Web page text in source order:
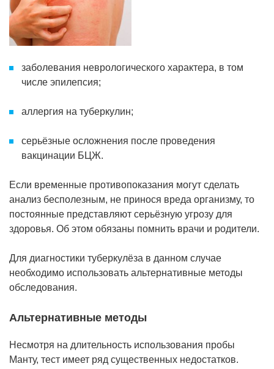
заболевания неврологического характера, в том
числе эпилепсия;
аллергия на туберкулин;
серьёзные осложнения после проведения
вакцинации БЦЖ.
Если временные противопоказания могут сделать
анализ бесполезным, не принося вреда организму, то
постоянные представляют серьёзную угрозу для
здоровья. Об этом обязаны помнить врачи и родители.
Для диагностики туберкулёза в данном случае
необходимо использовать альтернативные методы
обследования.
Альтернативные методы
Несмотря на длительность использования пробы
Манту, тест имеет ряд существенных недостатков.